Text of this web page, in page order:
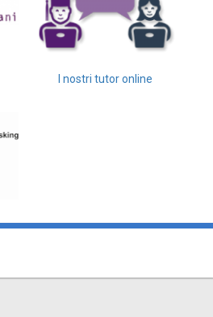
I nostri tutor online